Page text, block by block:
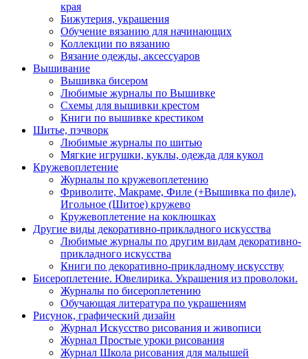
края
Бижутерия, украшения
Обучение вязанию для начинающих
Коллекции по вязанию
Вязание одежды, аксессуаров
Вышивание
Вышивка бисером
Любимые журналы по Вышивке
Схемы для вышивки крестом
Книги по вышивке крестиком
Шитье, пэчворк
Любимые журналы по шитью
Мягкие игрушки, куклы, одежда для кукол
Кружевоплетение
Журналы по кружевоплетению
Фриволите, Макраме, Филе (+Вышивка по филе),
Игольное (Шитое) кружево
Кружевоплетение на коклюшках
Другие виды декоративно-прикладного искусства
Любимые журналы по другим видам декоративно-
прикладного искусства
Книги по декоративно-прикладному искусству
Бисероплетение. Ювелирика. Украшения из проволоки.
Журналы по бисероплетению
Обучающая литература по украшениям
Рисунок, графический дизайн
Журнал Искусство рисования и живописи
Журнал Простые уроки рисования
Журнал Школа рисования для малышей